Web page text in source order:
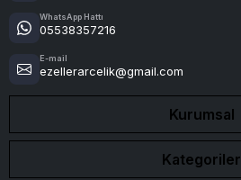
WhatsApp Hattı
05538357216
E-mail
ezellerarcelik@gmail.com
Kurumsal
Kategoriler